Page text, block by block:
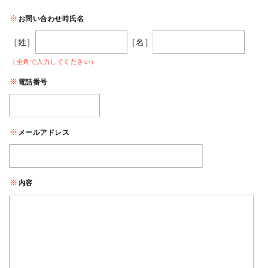
お問い合わせ時氏名
［姓］ ［名］
（全角で入力してください）
電話番号
メールアドレス
内容